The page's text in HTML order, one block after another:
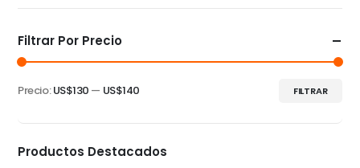
Filtrar Por Precio
mínimo
máximo
FILTRAR
Precio:US$130 — US$140
Productos Destacados